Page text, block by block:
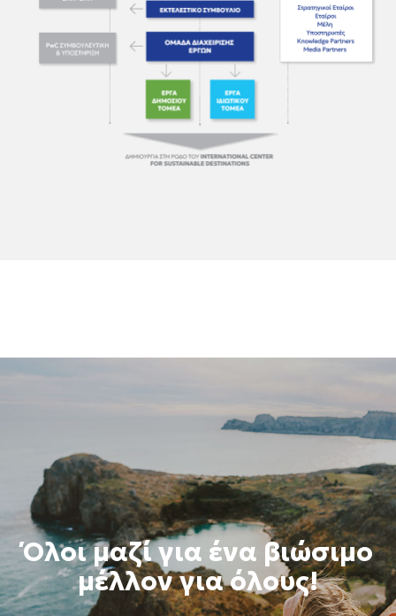
Όλοι μαζί για ένα βιώσιμο
μέλλον για όλους!